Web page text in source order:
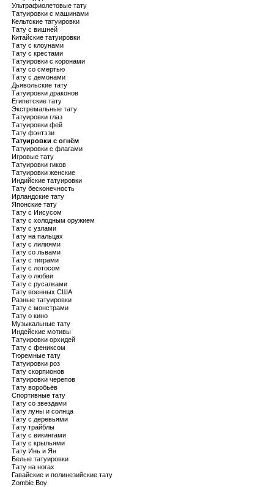
Ультрафиолетовые тату
Татуировки с машинами
Кельтские татуировки
Тату с вишней
Китайские татуировки
Тату с клоунами
Тату с крестами
Татуировки с коронами
Тату со смертью
Тату с демонами
Дьявольские тату
Татуировки драконов
Египетские тату
Экстремальные тату
Татуировки глаз
Татуировки фей
Тату фэнтэзи
Татуировки с огнём
Татуировки с флагами
Игровые тату
Татуировки гиков
Татуировки женские
Индийские татуировки
Тату бесконечность
Ирландские тату
Японские тату
Тату с Иисусом
Тату с холодным оружием
Тату с узлами
Тату на пальцах
Тату с лилиями
Тату со львами
Тату с тиграми
Тату с лотосом
Тату о любви
Тату с русалками
Тату военных США
Разные татуировки
Тату с монстрами
Тату о кино
Музыкальные тату
Индейские мотивы
Татуировки орхидей
Тату с фениксом
Тюремные тату
Татуировки роз
Тату скорпионов
Татуировки черепов
Тату воробьёв
Спортивные тату
Тату со звездами
Тату луны и солнца
Тату с деревьями
Тату трайблы
Тату с викингами
Тату с крыльями
Тату Инь и Ян
Белые татуировки
Тату на ногах
Гавайские и полинезийские тату
Zombie Boy